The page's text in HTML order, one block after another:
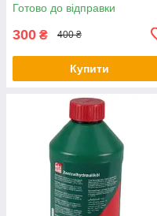
Готово до відправки
300 ₴ 400 ₴
Купити